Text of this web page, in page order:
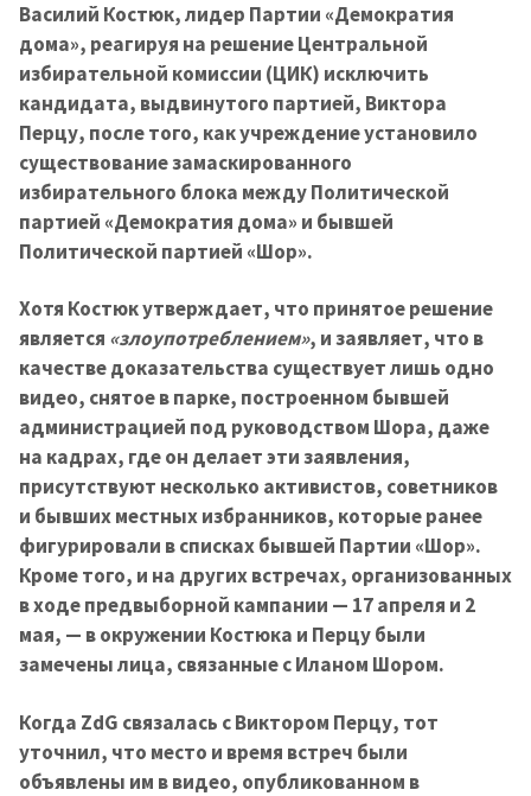
Василий Костюк, лидер Партии «Демократия
дома», реагируя на решение Центральной
избирательной комиссии (ЦИК) исключить
кандидата, выдвинутого партией, Виктора
Перцу, после того, как учреждение установило
существование замаскированного
избирательного блока между Политической
партией «Демократия дома» и бывшей
Политической партией «Шор».
Хотя Костюк утверждает, что принятое решение
является «злоупотреблением», и заявляет, что в
качестве доказательства существует лишь одно
видео, снятое в парке, построенном бывшей
администрацией под руководством Шора, даже
на кадрах, где он делает эти заявления,
присутствуют несколько активистов, советников
и бывших местных избранников, которые ранее
фигурировали в списках бывшей Партии «Шор».
Кроме того, и на других встречах, организованных
в ходе предвыборной кампании — 17 апреля и 2
мая, — в окружении Костюка и Перцу были
замечены лица, связанные с Иланом Шором.
Когда ZdG связалась с Виктором Перцу, тот
уточнил, что место и время встреч были
объявлены им в видео, опубликованном в